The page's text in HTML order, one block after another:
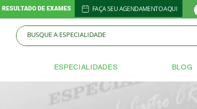
RESULTADO DE EXAMES FAÇA SEU AGENDAMENTO AQUI
ESPECIALIDADES BLOG